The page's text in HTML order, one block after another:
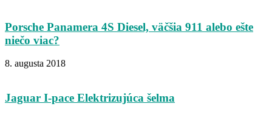
Porsche Panamera 4S Diesel, väčšia 911 alebo ešte
niečo viac?
8. augusta 2018
Jaguar I-pace Elektrizujúca šelma